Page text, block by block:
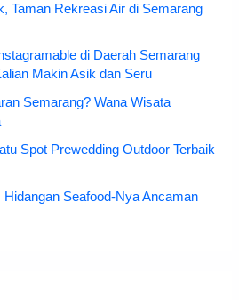
Taman Rekreasi Air di Semarang
di Daerah Semarang
Makin Asik dan Seru
Semarang? Wana Wisata
Spot Prewedding Outdoor Terbaik
Seafood-Nya Ancaman